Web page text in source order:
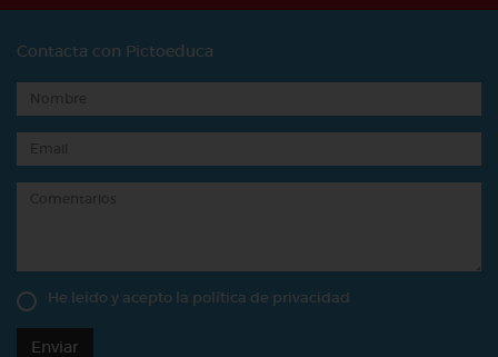
Contacta con Pictoeduca
He leído y acepto la política de privacidad
Enviar